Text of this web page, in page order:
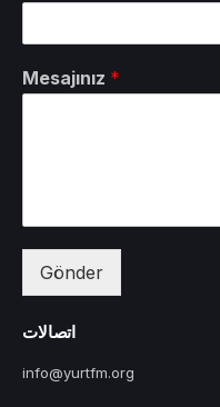
Mesajınız *
Gönder
اتصالات
info@yurtfm.org